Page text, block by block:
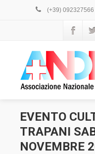
(+39)
EVENTO
TRAPANI
NOVEMBRE